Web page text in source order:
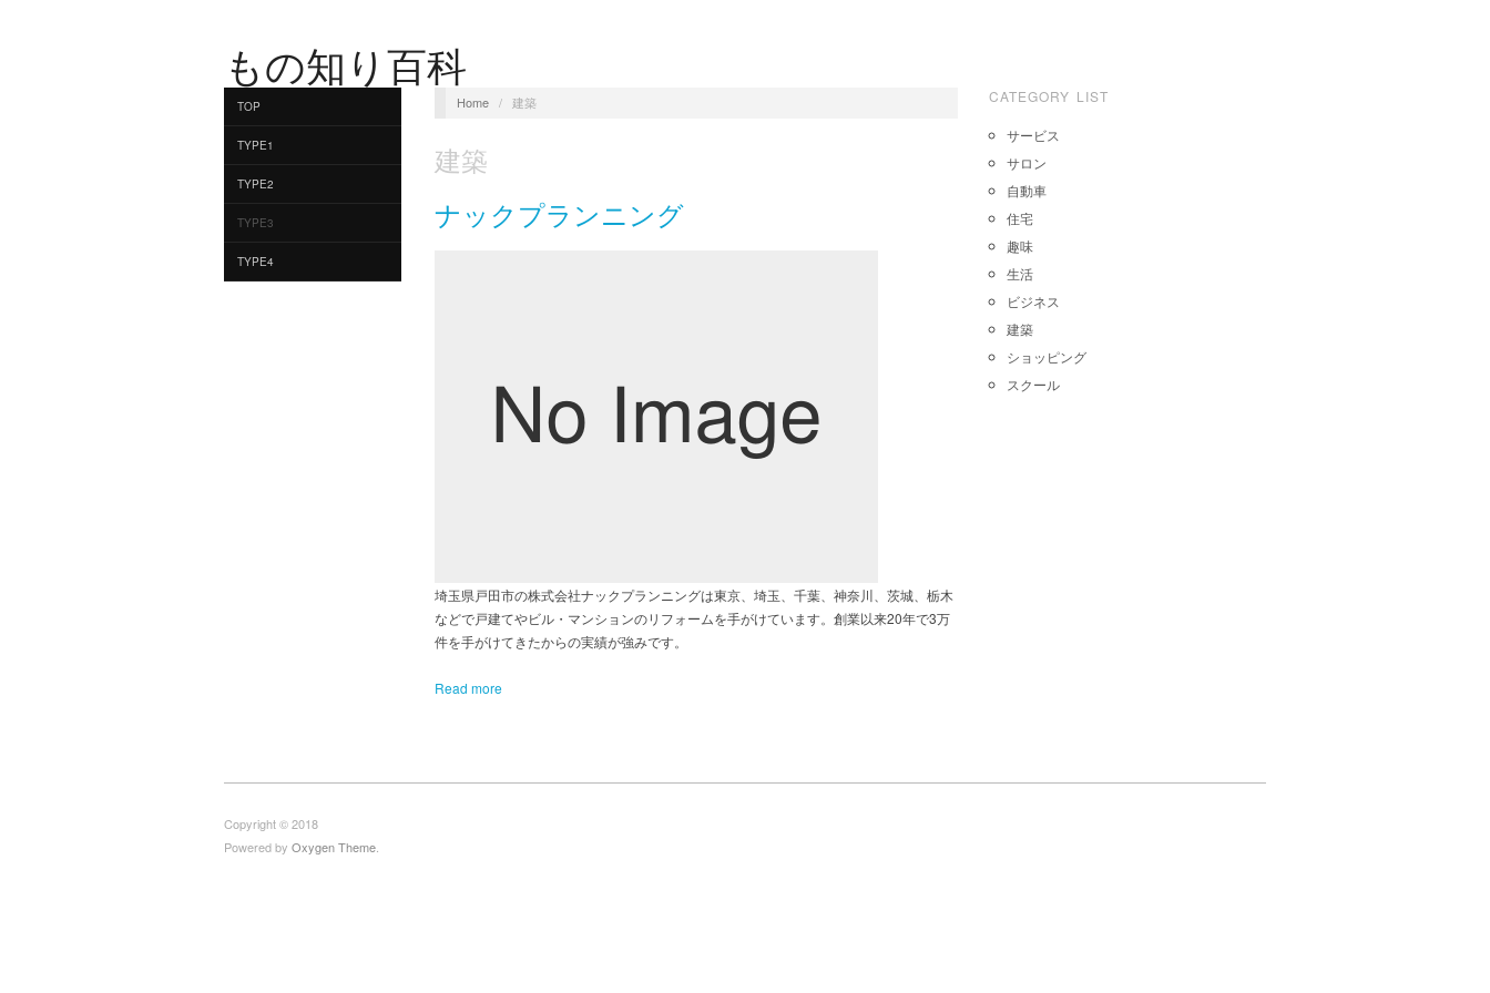
もの知り百科
TOP
TYPE1
TYPE2
TYPE3
TYPE4
Home / 建築
建築
ナックプランニング
埼玉県戸田市の株式会社ナックプランニングは東京、埼玉、千葉、神奈川、茨城、栃木
などで戸建てやビル・マンションのリフォームを手がけています。創業以来20年で3万
件を手がけてきたからの実績が強みです。
Read more
CATEGORY LIST
サービス
サロン
自動車
住宅
趣味
生活
ビジネス
建築
ショッピング
スクール
Copyright © 2018
Powered by Oxygen Theme